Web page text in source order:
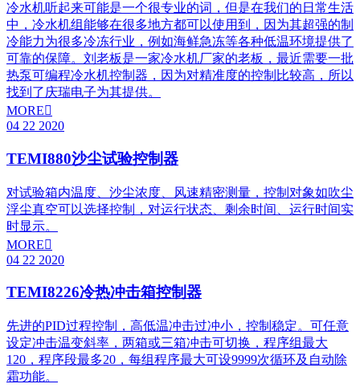
冷水机听起来可能是一个很专业的词，但是在我们的日常生活
中，冷水机组能够在很多地方都可以使用到，因为其超强的制
冷能力为很多冷冻行业，例如海鲜急冻等各种低温环境提供了
可靠的保障。刘老板是一家冷水机厂家的老板，最近需要一批
热泵可编程冷水机控制器，因为对精准度的控制比较高，所以
找到了庆瑞电子为其提供。
MORE
04 22 2020
TEMI880沙尘试验控制器
对试验箱内温度、沙尘浓度、风速精密测量，控制对象如吹尘
浮尘真空可以选择控制，对运行状态、剩余时间、运行时间实
时显示。
MORE
04 22 2020
TEMI8226冷热冲击箱控制器
先进的PID过程控制，高低温冲击过冲小，控制稳定。可任意
设定冲击温变斜率，两箱或三箱冲击可切换，程序组最大
120，程序段最多20，每组程序最大可设9999次循环及自动除
霜功能。